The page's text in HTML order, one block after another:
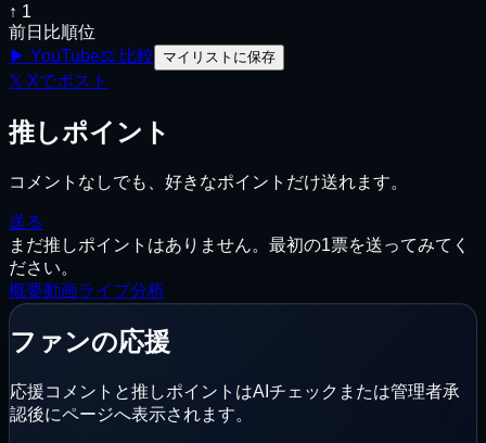
↑ 1
前日比順位
▶ YouTube⚖ 比較 マイリストに保存
𝕏 Xでポスト
推しポイント
コメントなしでも、好きなポイントだけ送れます。
送る
まだ推しポイントはありません。最初の1票を送ってみてく
ださい。
概要動画ライブ分析
ファンの応援
応援コメントと推しポイントはAIチェックまたは管理者承
認後にページへ表示されます。